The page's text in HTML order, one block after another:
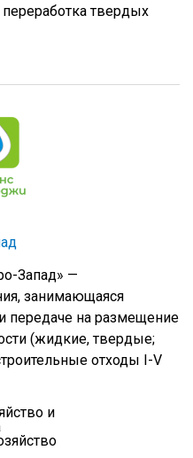
твердых
Запад» —
занимающаяся
передаче на размещение
(жидкие, твердые;
отходы I-V
и